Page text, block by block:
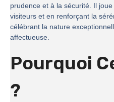
prudence et à la sécurité. Il
visiteurs et en renforçant la
célébrant la nature
affectueuse.
Pourquoi
?